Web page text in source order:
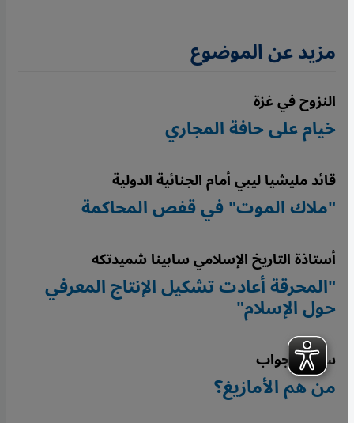
مزيد عن الموضوع
النزوح في غزة
خيام على حافة المجاري
قائد مليشيا ليبي أمام الجنائية الدولية
"ملاك الموت" في قفص المحاكمة
أستاذة التاريخ الإسلامي سابينا شميدتكه
"المحرقة أعادت تشكيل الإنتاج المعرفي
حول الإسلام"
سؤال وجواب
من هم الأمازيغ؟